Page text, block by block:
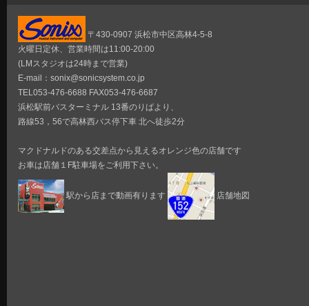
〒430-0907 浜松市中区高林4-5-8
火曜日定休、営業時間は11:00-20:00
(LMスタジオは24時まで営業)
E-mail：sonix@sonicsystem.co.jp
TEL053-476-6688 FAX053-476-6687
浜松駅前バスターミナル 13番のりばより、
路線53，56で高林西バス停下車 北へ徒歩2分
マクドナルドのある交差点から見えるオレンジ色の店舗です
お車は店舗１F駐車場をご利用下さい。
駅から店まで動画有ります 店舗地図